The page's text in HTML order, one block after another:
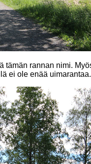
tämän rannan nimi.
ei ole enää uimarantaa.